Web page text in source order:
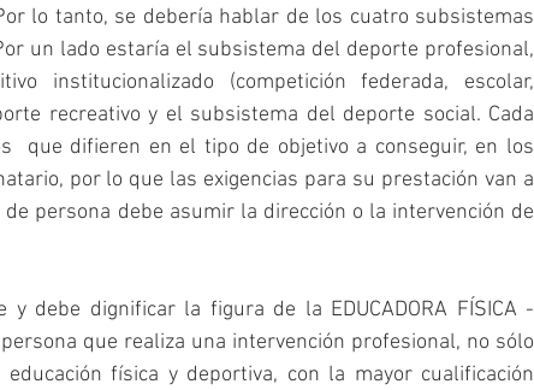
lo tanto, se debería hablar de los cuatro subsistemas
un lado estaría el subsistema del deporte profesional,
institucionalizado (competición federada, escolar,
recreativo y el subsistema del deporte social. Cada
que difieren en el tipo de objetivo a conseguir, en los
por lo que las exigencias para su prestación van a
persona debe asumir la dirección o la intervención de
debe dignificar la figura de la EDUCADORA FÍSICA -
persona que realiza una intervención profesional, no sólo
física y deportiva, con la mayor cualificación